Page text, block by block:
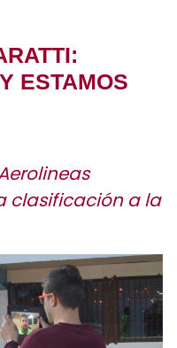
ESTAMOS
clasificación a la